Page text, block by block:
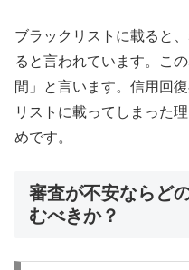
ブラックリストに載ると
ると言われています。こ
間」と言います。信用回
リストに載ってしまった
めです。
審査が不安ならど
むべきか？